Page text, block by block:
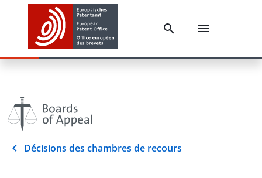
Décisions des chambres de recours